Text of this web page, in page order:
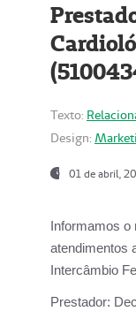
Texto:
Design:
01 de abril,
Informamos
atendimentos
Intercâmbio
Prestador: